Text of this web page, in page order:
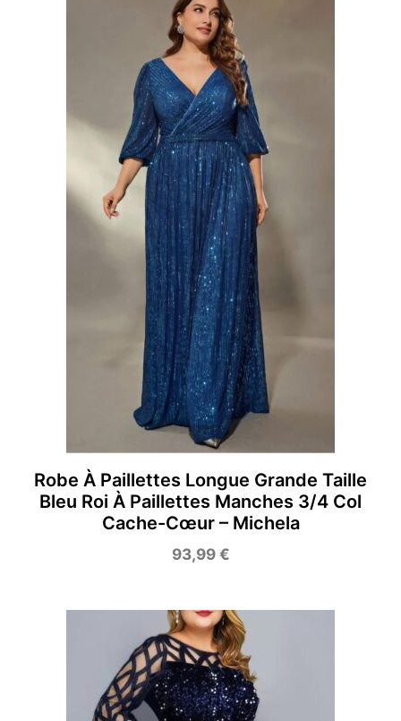
Robe À Paillettes Longue Grande Taille
Bleu Roi À Paillettes Manches 3/4 Col
Cache-Cœur – Michela
93,99€